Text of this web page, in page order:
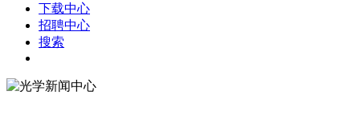
下载中心
招聘中心
搜索